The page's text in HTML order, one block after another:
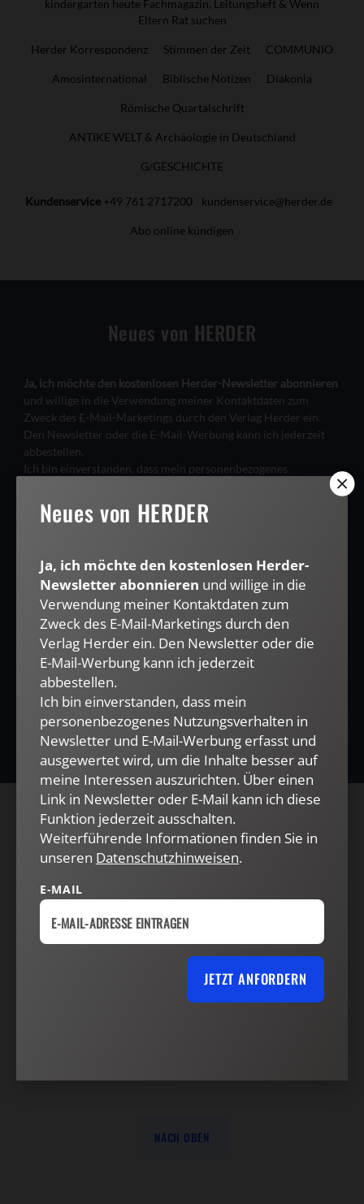
kindergarten heute Fachmagazin, Leitungsheft & Wenn
Eltern Rat suchen
Herder Korrespondenz Stimmen der Zeit COMMUNIO
Amosinternational Biblische Notizen Diakonia
Römische Quartalschrift
ANTIKE WELT & Archäologie in Deutschland
G/GESCHICHTE
Kundenservice +49 761 2717200 kundenservice@herder.de
Abo online kündigen
Neues von HERDER
Ja, ich möchte den kostenlosen Herder-Newsletter abonnieren
und willige in die Verwendung meiner Kontaktdaten zum
Zweck des E-Mail-Marketings durch den Verlag Herder ein.
Den Newsletter oder die E-Mail-Werbung kann ich jederzeit
abbestellen.
Ich bin einverstanden, dass mein personenbezogenes
Nutzungsverhalten in Newsletter und E-Mail-Werbung erfasst
und ausgewertet wird, um die Inhalte besser auf meine
Interessen auszurichten. Über einen Link in Newsletter oder E-
Datenschutzhinweisen .
E-MAIL
AGB und Widerrufsbelehrung Datenschutz
Barrierefreiheit Impressum
NACH OBEN
Neues von HERDER
Ja, ich möchte den kostenlosen Herder-
Newsletter abonnieren und willige in die
Verwendung meiner Kontaktdaten zum
Zweck des E-Mail-Marketings durch den
Verlag Herder ein. Den Newsletter oder die
E-Mail-Werbung kann ich jederzeit
abbestellen.
Ich bin einverstanden, dass mein
personenbezogenes Nutzungsverhalten in
Newsletter und E-Mail-Werbung erfasst und
ausgewertet wird, um die Inhalte besser auf
meine Interessen auszurichten. Über einen
Link in Newsletter oder E-Mail kann ich diese
Funktion jederzeit ausschalten.
Weiterführende Informationen finden Sie in
unseren Datenschutzhinweisen.
E-MAIL
JETZT ANFORDERN